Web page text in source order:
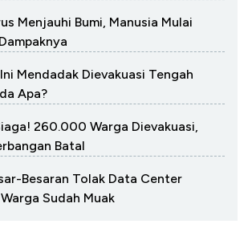
Menjauhi Bumi, Manusia Mulai
Mendadak Dievakuasi Tengah
Apa?
260.000 Warga Dievakuasi,
Batal
Besaran Tolak Data Center
Sudah Muak